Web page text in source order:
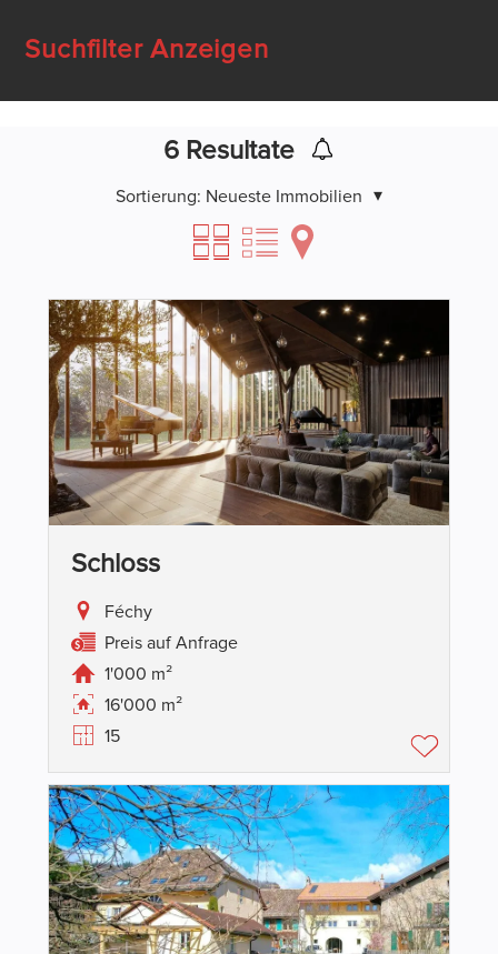
Suchfilter Anzeigen
6 Resultate
Sortierung: Neueste Immobilien
Schloss
Féchy
Preis auf Anfrage
1'000 m²
16'000 m²
15